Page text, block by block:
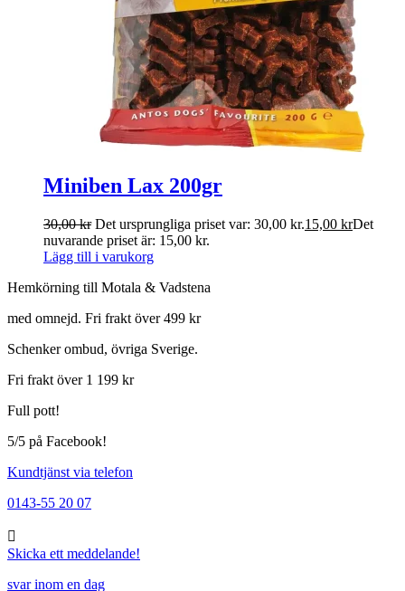
Miniben Lax 200gr
30,00kr Det ursprungliga priset var: 30,00 kr.15,00 krDet
nuvarande priset är: 15,00 kr.
Lägg till i varukorg
Hemkörning till Motala & Vadstena
med omnejd. Fri frakt över 499 kr
Schenker ombud, övriga Sverige.
Fri frakt över 1 199 kr
Full pott!
5/5 på Facebook!
Kundtjänst via telefon
0143-55 20 07
Skicka ett meddelande!
svar inom en dag